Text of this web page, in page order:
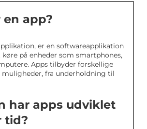
en app?
er en softwareapplikation
på enheder som smartphones,
Apps tilbyder forskellige
fra underholdning til
har apps udviklet
tid?